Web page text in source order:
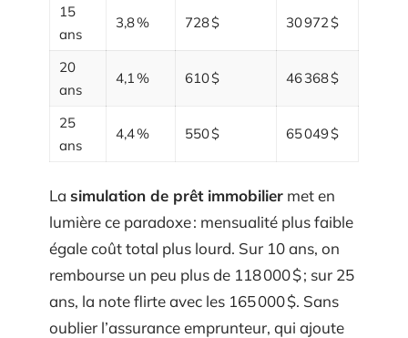
15
ans
3,8 % 728 $ 30 972 $
20
ans
4,1 % 610 $ 46 368 $
25
ans
4,4 % 550 $ 65 049 $
La simulation de prêt immobilier met en
lumière ce paradoxe : mensualité plus faible
égale coût total plus lourd. Sur 10 ans, on
rembourse un peu plus de 118 000 $ ; sur 25
ans, la note flirte avec les 165 000 $. Sans
oublier l’assurance emprunteur, qui ajoute